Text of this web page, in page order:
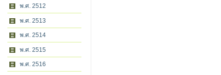
พ.ศ. 2512
พ.ศ. 2513
พ.ศ. 2514
พ.ศ. 2515
พ.ศ. 2516